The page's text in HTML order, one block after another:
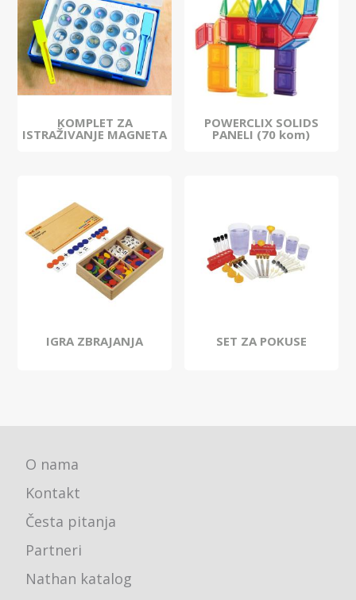
KOMPLET ZA
ISTRAŽIVANJE MAGNETA
POWERCLIX SOLIDS
PANELI (70 kom)
IGRA ZBRAJANJA SET ZA POKUSE
O nama
Kontakt
Česta pitanja
Partneri
Nathan katalog